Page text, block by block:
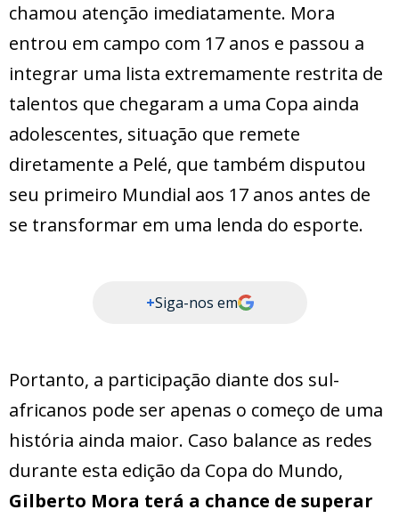
chamou atenção imediatamente. Mora
entrou em campo com 17 anos e passou a
integrar uma lista extremamente restrita de
talentos que chegaram a uma Copa ainda
adolescentes, situação que remete
diretamente a Pelé, que também disputou
seu primeiro Mundial aos 17 anos antes de
se transformar em uma lenda do esporte.
+Siga-nos em
Portanto, a participação diante dos sul-
africanos pode ser apenas o começo de uma
história ainda maior. Caso balance as redes
durante esta edição da Copa do Mundo,
Gilberto Mora terá a chance de superar